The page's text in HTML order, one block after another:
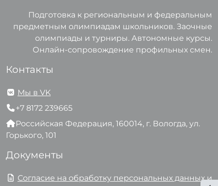
Подготовка к региональным и федеральным
предметным олимпиадам школьников. Заочные
олимпиады и турниры. Автономные курсы.
Онлайн-сопровождение профильных смен.
Контакты
Мы в VK
+7 8172 239665
Российская Федерация, 160014, г. Вологда, ул.
Горького, 101
Документы
Согласие на обработку персональных данных и